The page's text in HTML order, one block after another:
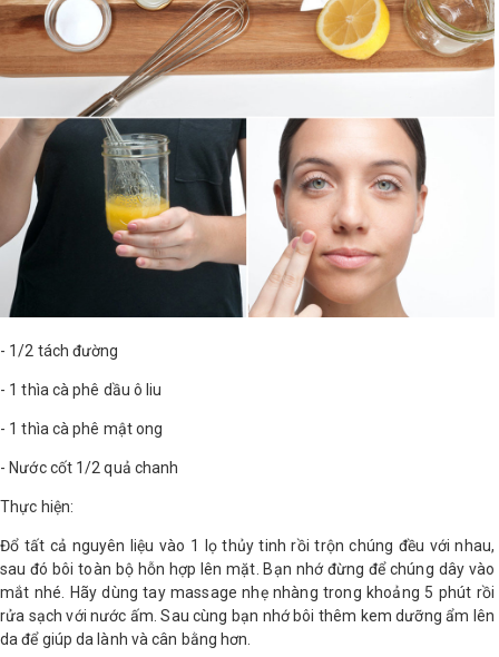
- 1/2 tách đường
- 1 thìa cà phê dầu ô liu
- 1 thìa cà phê mật ong
- Nước cốt 1/2 quả chanh
Thực hiện:
Đổ tất cả nguyên liệu vào 1 lọ thủy tinh rồi trộn chúng đều với nhau,
sau đó bôi toàn bộ hỗn hợp lên mặt. Bạn nhớ đừng để chúng dây vào
mắt nhé. Hãy dùng tay massage nhẹ nhàng trong khoảng 5 phút rồi
rửa sạch với nước ấm. Sau cùng bạn nhớ bôi thêm kem dưỡng ẩm lên
da để giúp da lành và cân bằng hơn.